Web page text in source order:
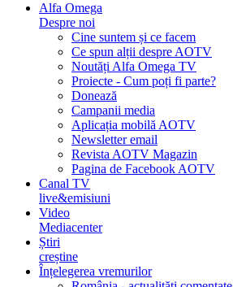
Alfa Omega
Despre noi
Cine suntem și ce facem
Ce spun alții despre AOTV
Noutăți Alfa Omega TV
Proiecte - Cum poți fi parte?
Donează
Campanii media
Aplicația mobilă AOTV
Newsletter email
Revista AOTV Magazin
Pagina de Facebook AOTV
Canal TV
live&emisiuni
Video
Mediacenter
Știri
creștine
Înțelegerea vremurilor